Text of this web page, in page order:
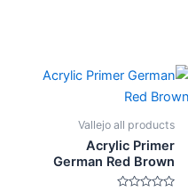
Vallejo all products
Acrylic Primer
German Red Brown